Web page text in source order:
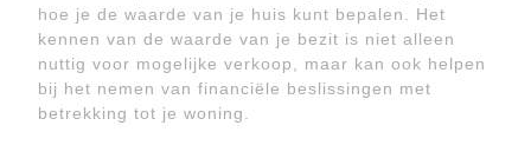
hoe je de waarde van je huis kunt bepalen. Het
kennen van de waarde van je bezit is niet alleen
nuttig voor mogelijke verkoop, maar kan ook helpen
bij het nemen van financiële beslissingen met
betrekking tot je woning.